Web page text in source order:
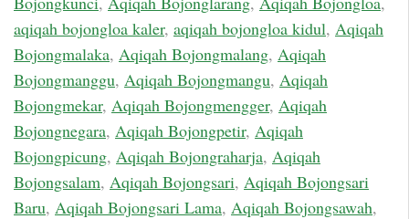
aqiqah bojongloa kaler, aqiqah bojongloa kidul, Aqiqah
Bojongmalaka, Aqiqah Bojongmalang, Aqiqah
Bojongmanggu, Aqiqah Bojongmangu, Aqiqah
Bojongmekar, Aqiqah Bojongmengger, Aqiqah
Bojongnegara, Aqiqah Bojongpetir, Aqiqah
Bojongpicung, Aqiqah Bojongraharja, Aqiqah
Bojongsalam, Aqiqah Bojongsari, Aqiqah Bojongsari
Baru, Aqiqah Bojongsari Lama, Aqiqah Bojongsawah,